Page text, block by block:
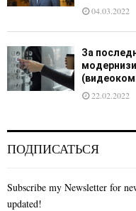
04.03.2022
За
22.02.2022
ПОДПИСАТЬСЯ
Subscribe my Newsletter for
updated!